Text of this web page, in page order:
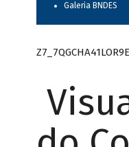
Galeria BNDES